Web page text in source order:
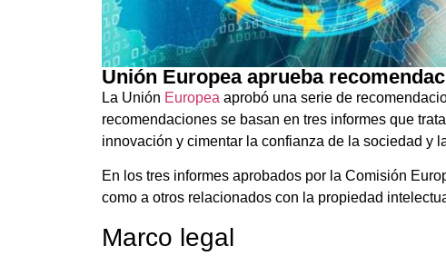
Unión Europea aprueba
La Unión Europea aprobó una serie de
recomendaciones se basan en tres informes que
innovación y cimentar la confianza de la sociedad y
En los tres informes aprobados por la Comisión
como a otros relacionados con la propiedad
Marco legal